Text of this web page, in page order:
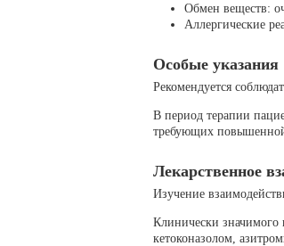
Обмен веществ:
Аллергические
Особые указания
Рекомендуется
В период терапии
требующих
Лекарственное
Изучение
Клинически значимого
кетоконазолом,